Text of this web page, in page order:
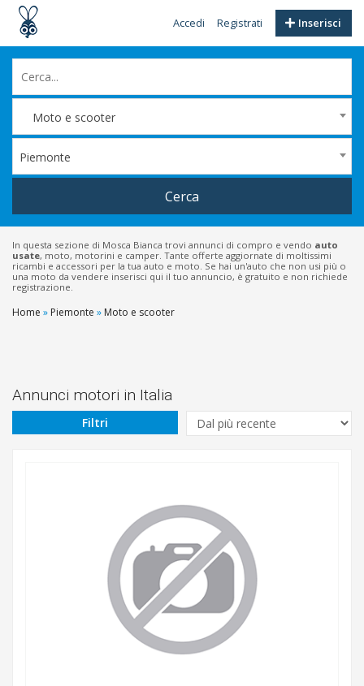
Inserisci
Accedi Registrati
Moto e scooter
Piemonte
Cerca
In questa sezione di Mosca Bianca trovi annunci di compro e vendo auto
usate, moto, motorini e camper. Tante offerte aggiornate di moltissimi
ricambi e accessori per la tua auto e moto. Se hai un'auto che non usi più o
una moto da vendere inserisci qui il tuo annuncio, è gratuito e non richiede
registrazione.
€
Home » Piemonte » Moto e scooter
Annunci motori in Italia
Filtri